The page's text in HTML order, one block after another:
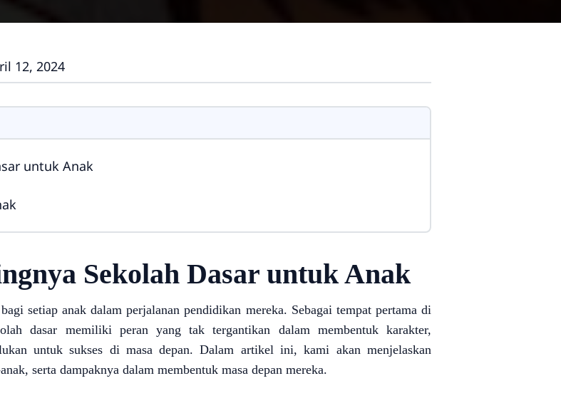
12, 2024
untuk Anak
Sekolah Dasar untuk Anak
setiap anak dalam perjalanan pendidikan mereka. Sebagai tempat pertama di
dasar memiliki peran yang tak tergantikan dalam membentuk karakter,
untuk sukses di masa depan. Dalam artikel ini, kami akan menjelaskan
serta dampaknya dalam membentuk masa depan mereka.